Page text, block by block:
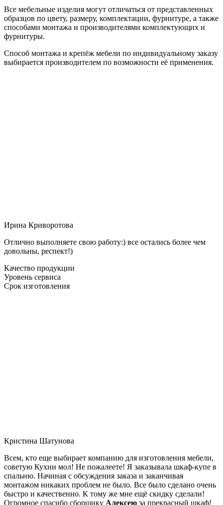
Все мебельные изделия могут отличаться от представленных
образцов по цвету, размеру, комплектации, фурнитуре, а также
способами монтажа и производителями комплектующих и
фурнитуры.
Способ монтажа и крепёж мебели по индивидуальному заказу
выбирается производителем по возможности её применения.
Ирина Криворотова
Отлично выполняете свою работу:) все остались более чем
довольны, респект!)
Качество продукции
Уровень сервиса
Срок изготовления
Кристина Шатунова
Всем, кто еще выбирает компанию для изготовления мебели,
советую Кухни мол! Не пожалеете! Я заказывала шкаф-купе в
спальню. Начиная с обсуждения заказа и заканчивая
монтажом никаких проблем не было. Все было сделано очень
быстро и качественно. К тому же мне ещё скидку сделали!
Огромное спасибо сборщику Алексею за прекрасный шкаф!